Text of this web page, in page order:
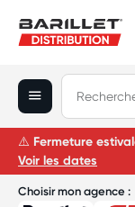
Choisir mon agence :
⚠ Fermeture
Voir les dates